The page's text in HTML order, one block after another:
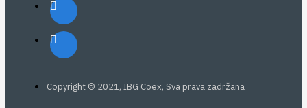
Copyright © 2021, IBG Coex, Sva prava zadržana